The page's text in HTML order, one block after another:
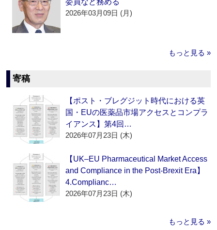
委員など務める
2026年03月09日 (月)
もっと見る »
寄稿
【ポスト・ブレグジット時代における英
国・EUの医薬品市場アクセスとコンプラ
イアンス】第4回…
2026年07月23日 (木)
【UK–EU Pharmaceutical Market Access
and Compliance in the Post-Brexit Era】
4.Complianc…
2026年07月23日 (木)
もっと見る »